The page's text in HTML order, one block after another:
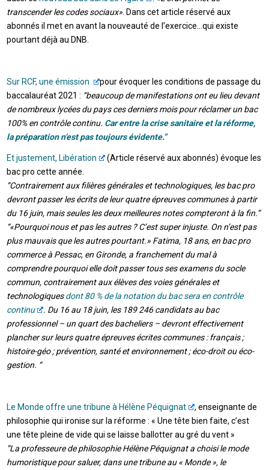
transcender les codes sociaux». Dans cet article réservé aux
abonnés il met en avant la nouveauté de l’exercice…qui existe
pourtant déjà au DNB.
Sur RCF, une émission
pour évoquer les conditions de passage du
baccalauréat 2021 : “beaucoup de manifestations ont eu lieu devant
de nombreux lycées du pays ces derniers mois pour réclamer un bac
100% en contrôle continu. Car entre la crise sanitaire et la réforme,
la préparation n’est pas toujours évidente.”
Et justement, Libération
(Article réservé aux abonnés) évoque les
bac pro cette année.
“Contrairement aux filières générales et technologiques, les bac pro
devront passer les écrits de leur quatre épreuves communes à partir
du 16 juin, mais seules les deux meilleures notes compteront à la fin.”
“«Pourquoi nous et pas les autres ? C’est super injuste. On n’est pas
plus mauvais que les autres pourtant.» Fatima, 18 ans, en bac pro
commerce à Pessac, en Gironde, a franchement du mal à
comprendre pourquoi elle doit passer tous ses examens du socle
commun, contrairement aux élèves des voies générales et
technologiques dont 80 % de la notation du bac sera en contrôle
continu
. Du 16 au 18 juin, les 189 246 candidats au bac
professionnel – un quart des bacheliers – devront effectivement
plancher sur leurs quatre épreuves écrites communes : français ;
histoire-géo ; prévention, santé et environnement ; éco-droit ou éco-
gestion. “
Le Monde offre une tribune à Hélène Péquignat
, enseignante de
philosophie qui ironise sur la réforme : « Une tête bien faite, c’est
une tête pleine de vide qui se laisse ballotter au gré du vent »
“La professeure de philosophie Hélène Péquignat a choisi le mode
humoristique pour saluer, dans une tribune au « Monde », le